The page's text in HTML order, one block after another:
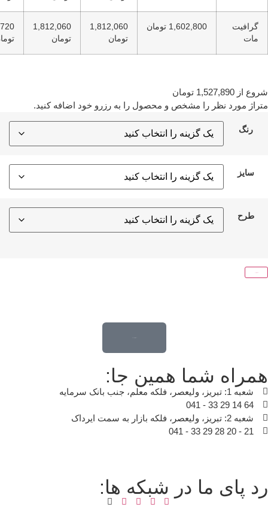
1,602,800 تومان
1,812,060
1,812,060
2,076,720
1,527,890 تومان
نظر را مشخص و محصول را به رزرو خود اضافه کنید.
شما همین جا:
ما در شبکه ها: